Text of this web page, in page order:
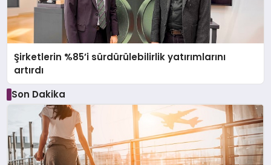
Şirketlerin %85’i sürdürülebilirlik yatırımlarını
artırdı
Son Dakika